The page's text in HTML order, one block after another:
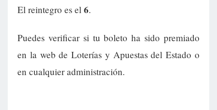
El reintegro es el 6.
Puedes verificar si tu boleto ha sido premiado
en la web de Loterías y Apuestas del Estado o
en cualquier administración.